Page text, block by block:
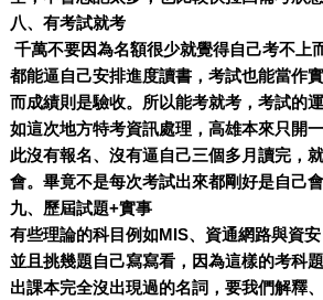
八、有考試就考
千萬不要因為名額很少就覺得自己考不上
都能逼自己安排進度讀書，考試也能當作
而成績則是驗收。所以能考就考，考試的
如這次地方特考資訊處理，高雄本來只開
此沒有報名、沒有逼自己三個多月讀完，
會。畢竟不是每次考試出來都剛好是自己會
九、歷屆試題+實事
有些理論的科目例如MIS、資通網路與資安
並且挑幾題自己寫寫看，因為這樣的考科
出課本完全沒出現過的名詞，要我們解釋